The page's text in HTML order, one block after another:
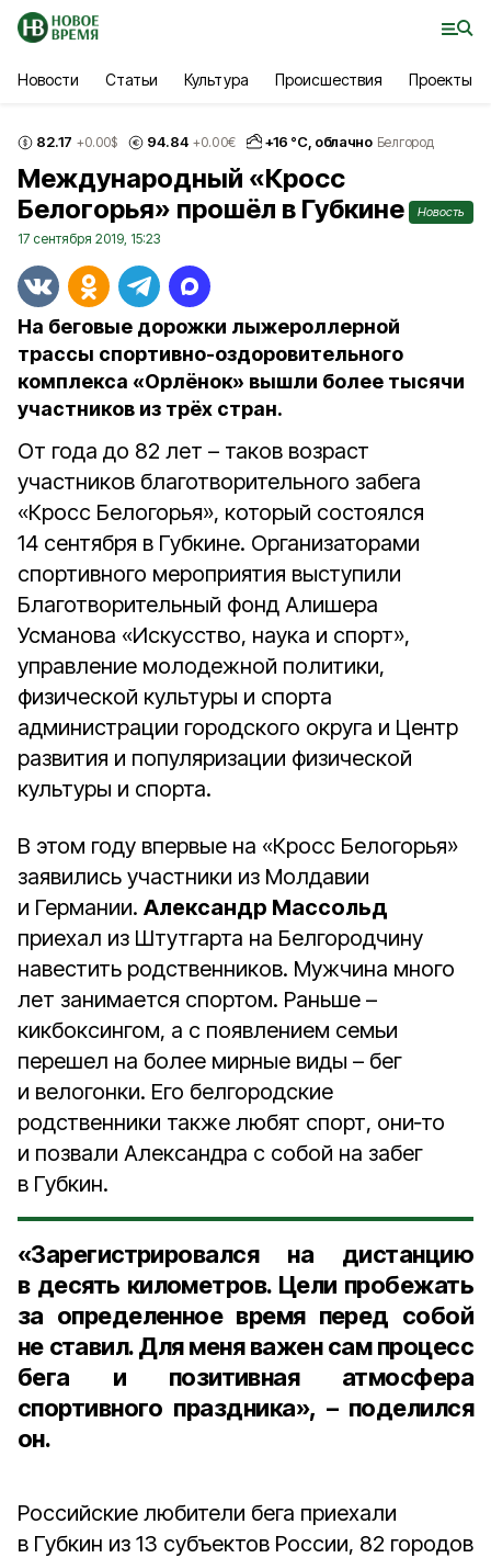
Новости Статьи Культура Происшествия Проекты
82.17 +0.00$ 94.84 +0.00€ +16 °С, облачно Белгород
Международный «Кросс
Белогорья» прошёл в Губкине
Новость
17 сентября 2019, 15:23
На беговые дорожки лыжероллерной
трассы спортивно-оздоровительного
комплекса «Орлёнок» вышли более тысячи
участников из трёх стран.
От года до 82 лет – таков возраст
участников благотворительного забега
«Кросс Белогорья», который состоялся
14 сентября в Губкине. Организаторами
спортивного мероприятия выступили
Благотворительный фонд Алишера
Усманова «Искусство, наука и спорт»,
управление молодежной политики,
физической культуры и спорта
администрации городского округа и Центр
развития и популяризации физической
культуры и спорта.
В этом году впервые на «Кросс Белогорья»
заявились участники из Молдавии
и Германии. Александр Массольд
приехал из Штутгарта на Белгородчину
навестить родственников. Мужчина много
лет занимается спортом. Раньше –
кикбоксингом, а с появлением семьи
перешел на более мирные виды – бег
и велогонки. Его белгородские
родственники также любят спорт, они‑то
и позвали Александра с собой на забег
в Губкин.
«Зарегистрировался на дистанцию
в десять километров. Цели пробежать
за определенное время перед собой
не ставил. Для меня важен сам процесс
бега и позитивная атмосфера
спортивного праздника», – поделился
он.
Российские любители бега приехали
в Губкин из 13 субъектов России, 82 городов